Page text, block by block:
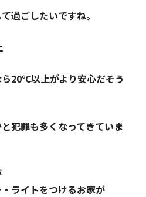
過ごしたいですね。
20℃以上がより安心だそう
犯罪も多くなってきていま
ライトをつけるお家が